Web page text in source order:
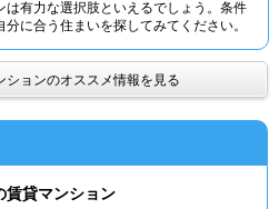
は有力な選択肢といえるでしょう。条件
に合う住まいを探してみてください。
ションのオススメ情報を見る
賃貸マンション